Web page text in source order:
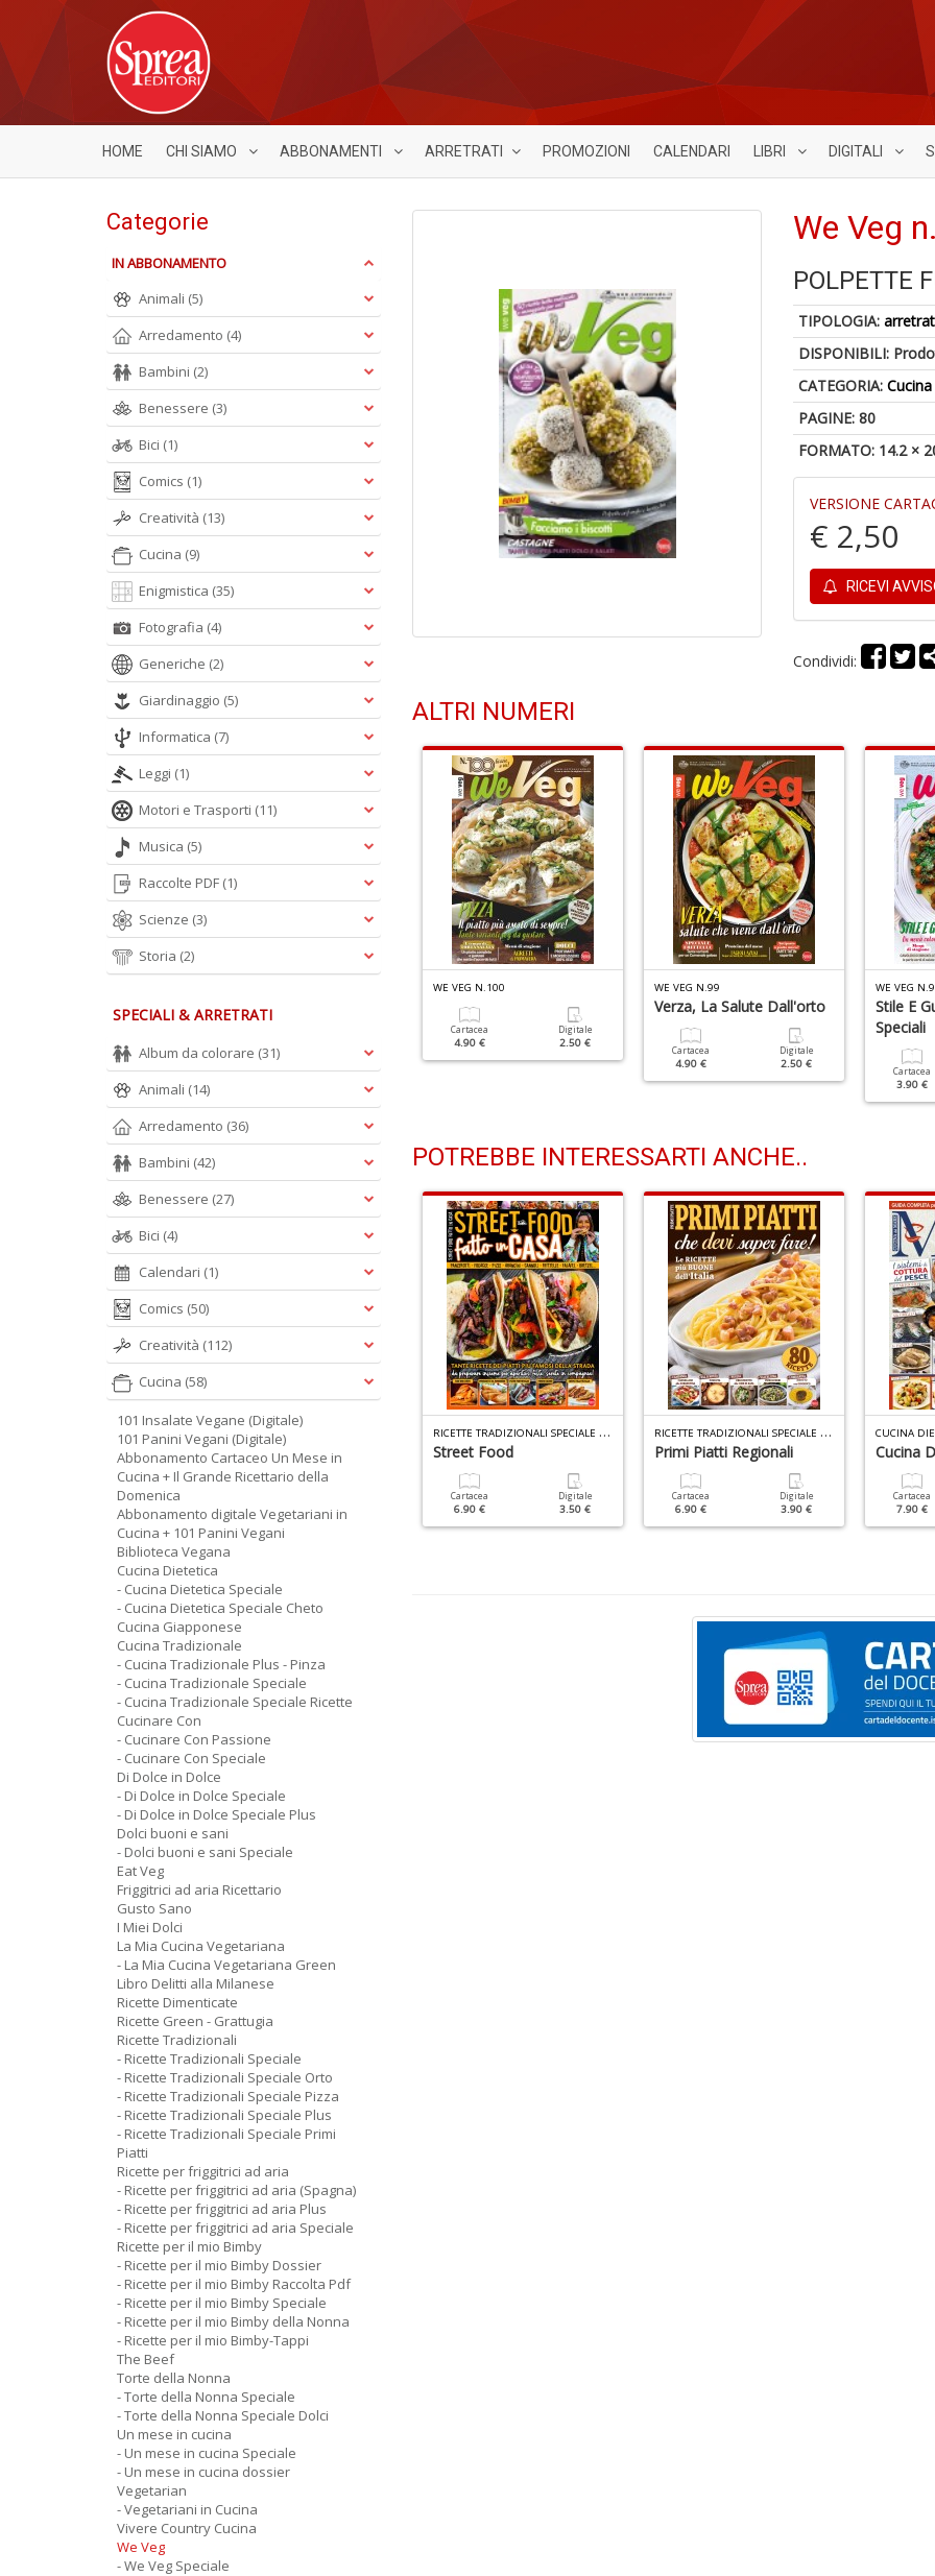
HOME CHI SIAMO ABBONAMENTI ARRETRATI PROMOZIONI CALENDARI LIBRI DIGITALI
We Veg
POLPETTE
TIPOLOGIA:
DISPONIBILI:
CATEGORIA:Cucina
PAGINE: 80
FORMATO: 14.2 ×
VERSIONE
€ 2,50
RICEVI
Condividi:
ALTRI NUMERI
Digitale
1.90 €
La Cucina Delle Feste
Cartacea
3.90 €
Digitale
WE VEG N.100
Cartacea
4.90 €
Digitale
2.50 €
WE VEG N.99
Verza, La Salute Dall'orto
Cartacea
4.90 €
Digitale
2.50 €
WE VEG
Stile E
Speciali
Cartacea
3.90 €
POTREBBE INTERESSARTI ANCHE..
T
ORTE DELLA NONNA SPECIALE N.54
Digitale
3.90 €
DOLCI BUONI E SANI SPECIALE N.4
Torte E Biscotti Di Natale
6.90 € 3.50 €
R
ICETTE TRADIZIONALI SPECIALE PIZZA N.2
Street Food
Cartacea
6.90 €
Digitale
3.50 €
R
ICETTE TRADIZIONALI SPECIALE PRIMI PIATTI N.1
Primi Piatti Regionali
Cartacea
6.90 €
Digitale
3.90 €
CUCINA
Cucina
Cartacea
7.90 €
Categorie
IN ABBONAMENTO
Animali (5)
Arredamento (4)
Bambini (2)
Benessere (3)
Bici (1)
Comics (1)
Creatività (13)
Cucina (9)
Enigmistica (35)
Fotografia (4)
Generiche (2)
Giardinaggio (5)
Informatica (7)
Leggi (1)
Motori e Trasporti (11)
Musica (5)
Raccolte PDF (1)
Scienze (3)
Storia (2)
SPECIALI & ARRETRATI
Album da colorare (31)
Animali (14)
Arredamento (36)
Bambini (42)
Benessere (27)
Bici (4)
Calendari (1)
Comics (50)
Creatività (112)
Cucina (58)
101 Insalate Vegane (Digitale)
101 Panini Vegani (Digitale)
Abbonamento Cartaceo Un Mese in
Cucina + Il Grande Ricettario della
Domenica
Abbonamento digitale Vegetariani in
Cucina + 101 Panini Vegani
Biblioteca Vegana
Cucina Dietetica
- Cucina Dietetica Speciale
- Cucina Dietetica Speciale Cheto
Cucina Giapponese
Cucina Tradizionale
- Cucina Tradizionale Plus - Pinza
- Cucina Tradizionale Speciale
- Cucina Tradizionale Speciale Ricette
Cucinare Con
- Cucinare Con Passione
- Cucinare Con Speciale
Di Dolce in Dolce
- Di Dolce in Dolce Speciale
- Di Dolce in Dolce Speciale Plus
Dolci buoni e sani
- Dolci buoni e sani Speciale
Eat Veg
Friggitrici ad aria Ricettario
Gusto Sano
I Miei Dolci
La Mia Cucina Vegetariana
- La Mia Cucina Vegetariana Green
Libro Delitti alla Milanese
Ricette Dimenticate
Ricette Green - Grattugia
Ricette Tradizionali
- Ricette Tradizionali Speciale
- Ricette Tradizionali Speciale Orto
- Ricette Tradizionali Speciale Pizza
- Ricette Tradizionali Speciale Plus
- Ricette Tradizionali Speciale Primi
Piatti
Ricette per friggitrici ad aria
- Ricette per friggitrici ad aria (Spagna)
- Ricette per friggitrici ad aria Plus
- Ricette per friggitrici ad aria Speciale
Ricette per il mio Bimby
- Ricette per il mio Bimby Dossier
- Ricette per il mio Bimby Raccolta Pdf
- Ricette per il mio Bimby Speciale
- Ricette per il mio Bimby della Nonna
- Ricette per il mio Bimby-Tappi
The Beef
Torte della Nonna
- Torte della Nonna Speciale
- Torte della Nonna Speciale Dolci
Un mese in cucina
- Un mese in cucina Speciale
- Un mese in cucina dossier
Vegetarian
- Vegetariani in Cucina
Vivere Country Cucina
We Veg
- We Veg Speciale